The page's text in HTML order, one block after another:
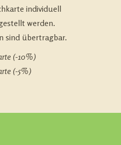
individuell
werden.
sind übertragbar.
(-10%)
(-5%)